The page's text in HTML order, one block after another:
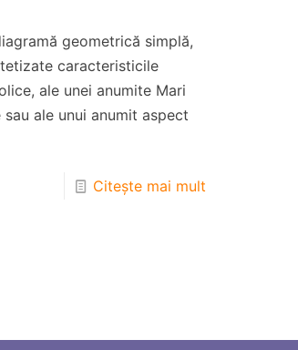
geometrică simplă,
caracteristicile
ale unei anumite Mari
ale unui anumit aspect
Citește mai mult